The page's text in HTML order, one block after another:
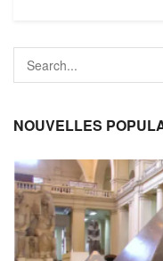
NOUVELLES